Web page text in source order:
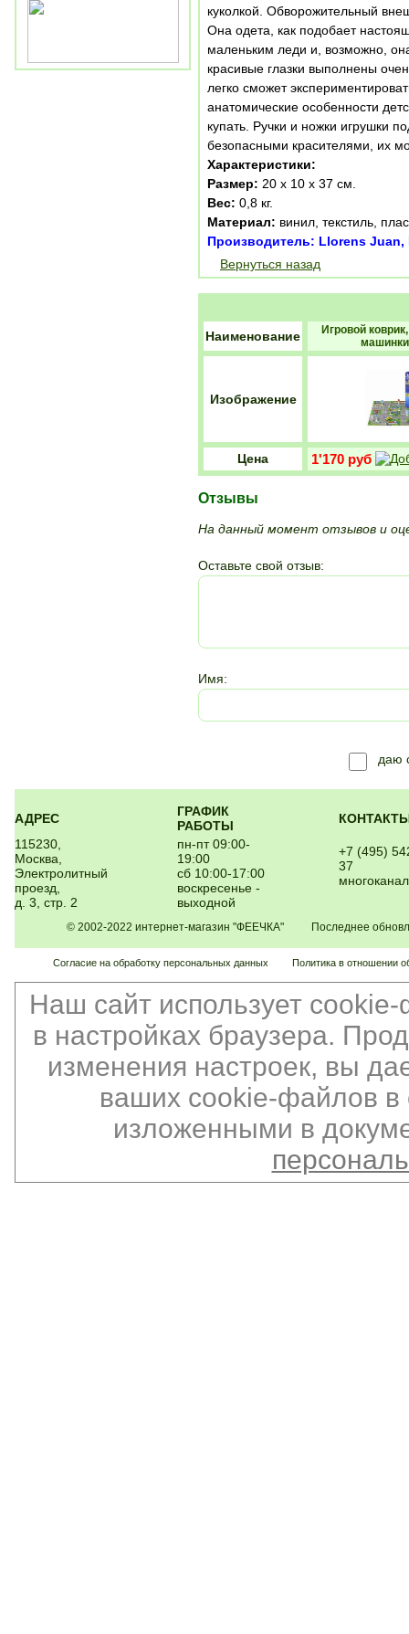
куколкой. Обворожительный
Она одета, как подобает
маленьким леди и, возможно,
красивые глазки выполнены
легко сможет
анатомические особенности
купать. Ручки и ножки игрушки
безопасными красителями, их
Характеристики:
Размер: 20 х 10 х 37 см.
Вес: 0,8 кг.
Материал: винил, текстиль,
Производитель: Llorens Juan,
Вернуться назад
Наименование
Игровой
Изображение
Цена 1'170 руб
Отзывы
На данный момент отзывов и
Оставьте свой отзыв:
Имя:
даю
АДРЕС
ГРАФИК
РАБОТЫ
115230,
Москва,
Электролитный
проезд,
д. 3, стр. 2
пн-пт 09:00-
19:00
сб 10:00-17:00
воскресенье -
выходной
+7 (495)
37
© 2002-2022 интернет-магазин "ФЕЕЧКА" Последнее
Согласие на обработку персональных данных Политика в отношении
Наш сайт использует
в настройках браузера.
изменения настроек, вы
ваших cookie-файлов в
изложенными в